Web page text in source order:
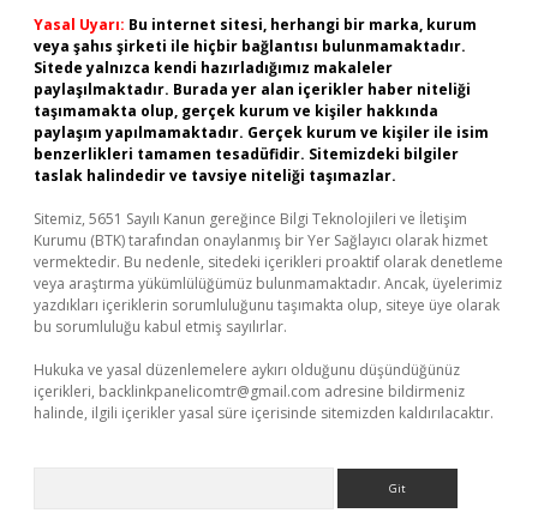
Yasal Uyarı: Bu internet sitesi, herhangi bir marka, kurum
veya şahıs şirketi ile hiçbir bağlantısı bulunmamaktadır.
Sitede yalnızca kendi hazırladığımız makaleler
paylaşılmaktadır. Burada yer alan içerikler haber niteliği
taşımamakta olup, gerçek kurum ve kişiler hakkında
paylaşım yapılmamaktadır. Gerçek kurum ve kişiler ile isim
benzerlikleri tamamen tesadüfidir. Sitemizdeki bilgiler
taslak halindedir ve tavsiye niteliği taşımazlar.
Sitemiz, 5651 Sayılı Kanun gereğince Bilgi Teknolojileri ve İletişim
Kurumu (BTK) tarafından onaylanmış bir Yer Sağlayıcı olarak hizmet
vermektedir. Bu nedenle, sitedeki içerikleri proaktif olarak denetleme
veya araştırma yükümlülüğümüz bulunmamaktadır. Ancak, üyelerimiz
yazdıkları içeriklerin sorumluluğunu taşımakta olup, siteye üye olarak
bu sorumluluğu kabul etmiş sayılırlar.
Hukuka ve yasal düzenlemelere aykırı olduğunu düşündüğünüz
içerikleri, backlinkpanelicomtr@gmail.com adresine bildirmeniz
halinde, ilgili içerikler yasal süre içerisinde sitemizden kaldırılacaktır.